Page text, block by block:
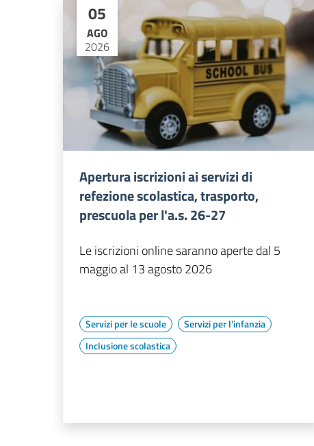
05
AGO
2026
Apertura iscrizioni ai servizi di
refezione scolastica, trasporto,
prescuola per l'a.s. 26-27
Le iscrizioni online saranno aperte dal 5
maggio al 13 agosto 2026
Servizi per le scuole
Servizi per l'infanzia
Inclusione scolastica